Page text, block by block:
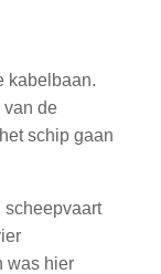
kabelbaan.
van de
schip gaan
scheepvaart
was hier